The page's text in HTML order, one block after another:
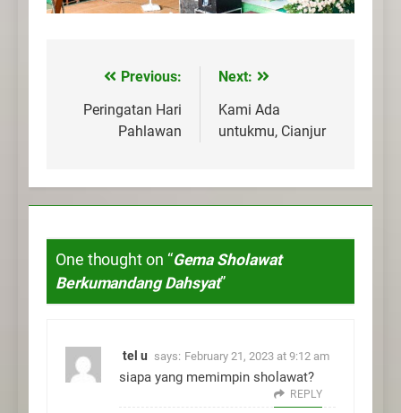
Post
navigation
Previous:
Peringatan Hari
Pahlawan
Next:
Kami Ada
untukmu, Cianjur
One thought on “Gema Sholawat
Berkumandang Dahsyat”
tel u says: February 21, 2023 at 9:12 am
siapa yang memimpin sholawat?
REPLY